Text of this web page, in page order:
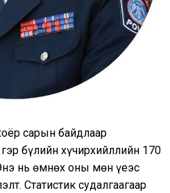
сарын байдлаар
бүлийн хүчирхийллийн 170
нь өмнөх оны мөн үеэс
Статистик судалгаагаар